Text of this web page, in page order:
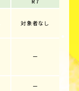
対象者なし
ー
ー